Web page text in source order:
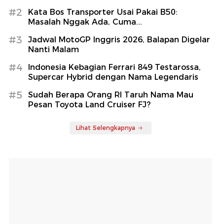
#2
Kata Bos Transporter Usai Pakai B50:
Masalah Nggak Ada, Cuma...
#3
Jadwal MotoGP Inggris 2026, Balapan Digelar
Nanti Malam
#4
Indonesia Kebagian Ferrari 849 Testarossa,
Supercar Hybrid dengan Nama Legendaris
#5
Sudah Berapa Orang RI Taruh Nama Mau
Pesan Toyota Land Cruiser FJ?
Lihat Selengkapnya